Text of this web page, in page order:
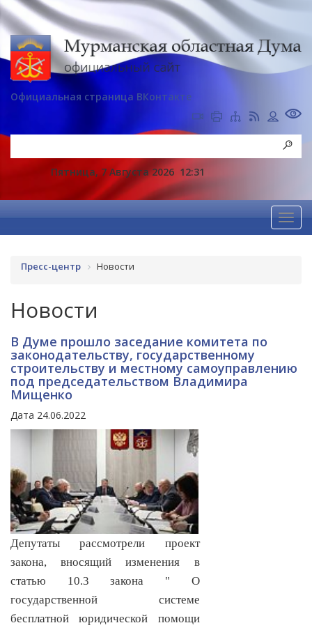
Официальная страница ВКонтакте
Пятница, 7 Августа 2026 12:31
Пресс-центр Новости
Новости
В Думе прошло заседание комитета по
законодательству, государственному
строительству и местному самоуправлению
под председательством Владимира
Мищенко
Дата 24.06.2022
Депутаты рассмотрели проект
закона, вносящий изменения в
статью 10.3 закона " О
государственной системе
бесплатной юридической помощи